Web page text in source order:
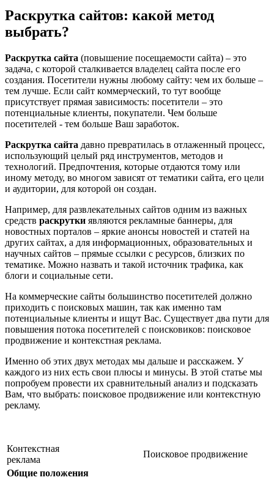
Раскрутка сайтов: какой метод
выбрать?
Раскрутка сайта (повышение посещаемости сайта) – это
задача, с которой сталкивается владелец сайта после его
создания. Посетители нужны любому сайту: чем их больше –
тем лучше. Если сайт коммерческий, то тут вообще
присутствует прямая зависимость: посетители – это
потенциальные клиенты, покупатели. Чем больше
посетителей - тем больше Ваш заработок.
Раскрутка сайта давно превратилась в отлаженный процесс,
использующий целый ряд инструментов, методов и
технологий. Предпочтения, которые отдаются тому или
иному методу, во многом зависят от тематики сайта, его цели
и аудитории, для которой он создан.
Например, для развлекательных сайтов одним из важных
средств раскрутки являются рекламные баннеры, для
новостных порталов – яркие анонсы новостей и статей на
других сайтах, а для информационных, образовательных и
научных сайтов – прямые ссылки с ресурсов, близких по
тематике. Можно назвать и такой источник трафика, как
блоги и социальные сети.
На коммерческие сайты большинство посетителей должно
приходить с поисковых машин, так как именно там
потенциальные клиенты и ищут Вас. Существует два пути для
повышения потока посетителей с поисковиков: поисковое
продвижение и контекстная реклама.
Именно об этих двух методах мы дальше и расскажем. У
каждого из них есть свои плюсы и минусы. В этой статье мы
попробуем провести их сравнительный анализ и подсказать
Вам, что выбрать: поисковое продвижение или контекстную
рекламу.
Контекстная
реклама
Поисковое продвижение
Общие положения